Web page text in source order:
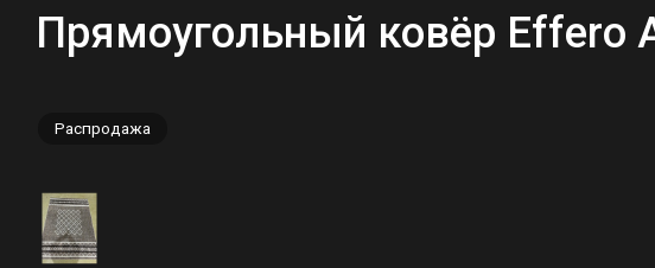
Прямоугольный ковёр Effero
Распродажа